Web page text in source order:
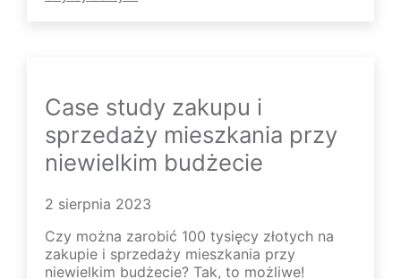
Case study zakupu i
sprzedaży mieszkania przy
niewielkim budżecie
2 sierpnia 2023
Czy można zarobić 100 tysięcy złotych na
zakupie i sprzedaży mieszkania przy
niewielkim budżecie? Tak, to możliwe!